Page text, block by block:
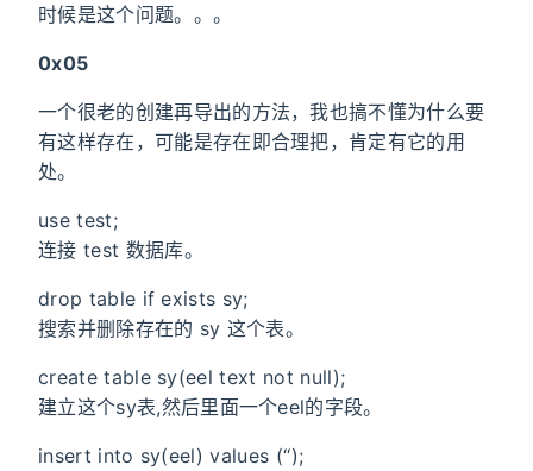
时候是这个问题。。。
0x05
一个很老的创建再导出的方法，我也搞不懂为什么要
有这样存在，可能是存在即合理把，肯定有它的用
处。
use test;
连接 test 数据库。
drop table if exists sy;
搜索并删除存在的 sy 这个表。
create table sy(eel text not null);
建立这个sy表,然后里面一个eel的字段。
insert into sy(eel) values (‘‘);